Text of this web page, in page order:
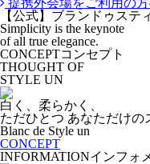
提携外会場をご利用の
【公式】ブランドゥス
Simplicity is the keynote
of all true elegance.
CONCEPTコンセプト
THOUGHT OF
STYLE UN
白く、柔らかく、
ただひとつ あなただけの
Blanc de Style un
CONCEPT
INFORMATIONインフォ